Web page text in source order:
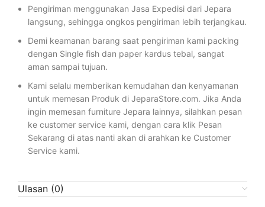
Pengiriman menggunakan Jasa Expedisi dari Jepara
langsung, sehingga ongkos pengiriman lebih terjangkau.
Demi keamanan barang saat pengiriman kami packing
dengan Single fish dan paper kardus tebal, sangat
aman sampai tujuan.
Kami selalu memberikan kemudahan dan kenyamanan
untuk memesan Produk di JeparaStore.com. Jika Anda
ingin memesan furniture Jepara lainnya, silahkan pesan
ke customer service kami, dengan cara klik Pesan
Sekarang di atas nanti akan di arahkan ke Customer
Service kami.
Ulasan (0)